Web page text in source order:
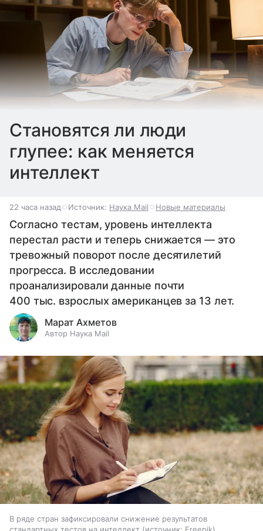
Cтановятся ли люди
глупее: как меняется
интеллект
22 часа назад Источник: Наука Mail Новые материалы
Согласно тестам, уровень интеллекта
перестал расти и теперь снижается — это
тревожный поворот после десятилетий
прогресса. В исследовании
проанализировали данные почти
400 тыс. взрослых американцев за 13 лет.
Марат Ахметов
Автор Наука Mail
В ряде стран зафиксировали снижение результатов